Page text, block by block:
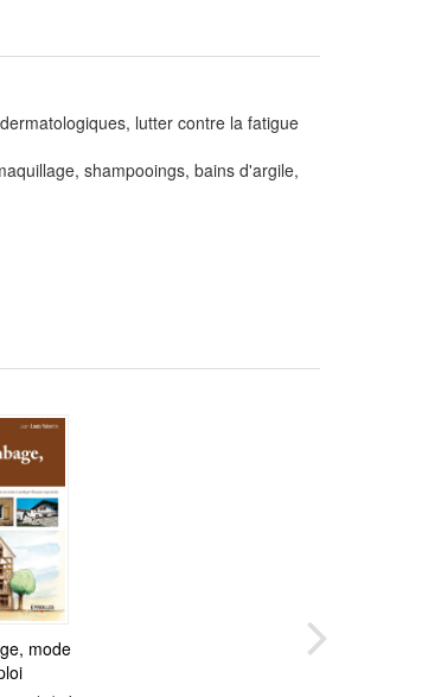
lutter contre la fatigue
shampooings, bains d'argile,
mode